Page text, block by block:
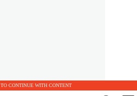
CONTINUE WITH CONTENT